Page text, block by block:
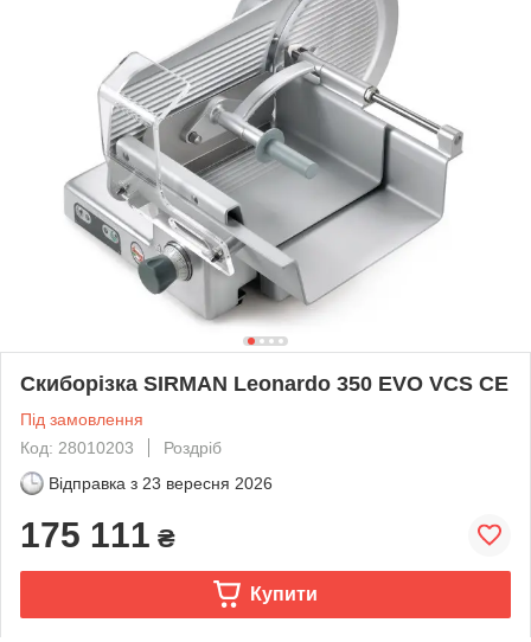
Скиборізка SIRMAN Leonardo 350 EVO VCS CE
Під замовлення
Код: 28010203
Роздріб
Відправка з 23 вересня 2026
175 111 ₴
Купити